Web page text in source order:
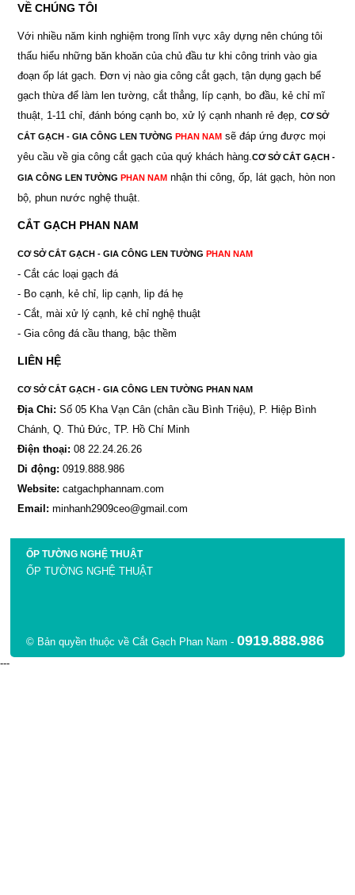
ỐP TƯỜNG NGHỆ THUẬT
ỐP TƯỜNG NGHỆ THUẬT
VỀ CHÚNG TÔI
Với nhiều năm kinh nghiệm trong lĩnh vực xây dựng nên chúng tôi
thấu hiểu những băn khoăn của chủ đầu tư khi công trinh vào gia
đoạn ốp lát gạch. Đơn vị nào gia công cắt gạch, tận dụng gạch bể
gạch thừa để làm len tường, cắt thẳng, líp cạnh, bo đầu, kẻ chỉ mĩ
thuật, 1-11 chỉ, đánh bóng cạnh bo, xử lý cạnh nhanh rẻ đẹp,
CƠ SỞ
CẮT GẠCH - GIA CÔNG LEN TƯỜNG PHAN NAMsẽ đáp ứng được mọi
yêu cầu về gia công cắt gạch của quý khách hàng. CƠ SỞ CẮT GẠCH -
GIA CÔNG LEN TƯỜNG PHAN NAMnhận thi công, ốp, lát gạch, hòn non
bộ, phun nước nghệ thuật.
CẮT GẠCH PHAN NAM
CƠ SỞ CẮT GẠCH - GIA CÔNG LEN TƯỜNG PHAN NAM
- Cắt các loại gạch đá
- Bo cạnh, kẻ chỉ, lip cạnh, lip đá hẹ
- Cắt, mài xử lý cạnh, kẻ chỉ nghệ thuật
- Gia công đá cầu thang, bậc thềm
LIÊN HỆ
CƠ SỞ CẮT GẠCH - GIA CÔNG LEN TƯỜNG PHAN NAM
Địa Chỉ: Số 05 Kha Vạn Cân (chân cầu Bình Triệu), P. Hiệp Bình
Chánh, Q. Thủ Đức, TP. Hồ Chí Minh
Điện thoại: 08 22.24.26.26
Di động: 0919.888.986
Website: catgachphannam.com
Email: minhanh2909ceo@gmail.com
© Bản quyền thuộc về Cắt Gạch Phan Nam -0919.888.986
---